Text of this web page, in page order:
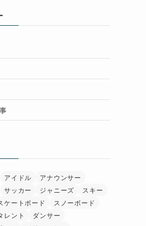
アイドル
アナウンサー
サッカー ジャニーズ
スキー
ケートボード
スノーボード
レント
ダンサー